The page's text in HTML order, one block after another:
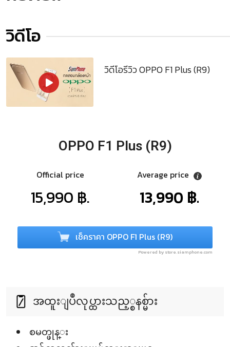
วิดีโอ
วิดีโอรีวิว OPPO F1 Plus (R9)
OPPO F1 Plus (R9)
Official price
15,990 ฿.
Average price
13,990 ฿.
เช็คราคา OPPO F1 Plus (R9)
Powered by store.siamphone.com
အထူးျပဳလုပ္ထားသည့္စနစ္မ်ား
စမတ္ဖုန္း